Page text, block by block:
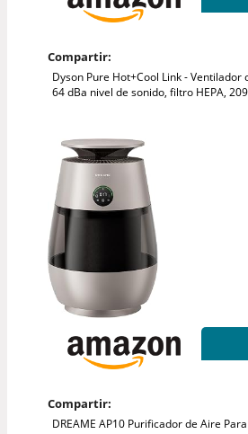
Compartir:
Dyson Pure Hot+Cool Link -
64 dBa nivel de sonido, filtro HEPA,
Compartir:
DREAME AP10 Purificador de Aire